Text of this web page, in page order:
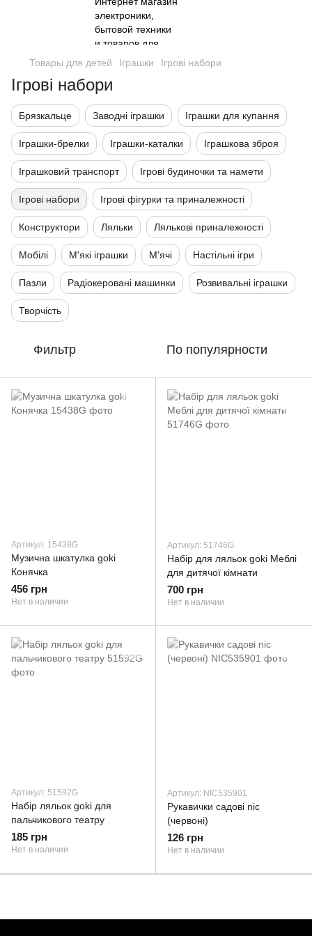
Товары для детей Іграшки Ігрові набори
Ігрові набори
Брязкальце Заводні іграшки Іграшки для купання
Іграшки-брелки Іграшки-каталки Іграшкова зброя
Іграшковий транспорт Ігрові будиночки та намети
Ігрові набори Ігрові фігурки та приналежності
Конструктори Ляльки Лялькові приналежності
Мобілі М'які іграшки М'ячі Настільні ігри
Пазли Радіокеровані машинки Розвивальні іграшки
Творчість
Фильтр По популярности
Артикул: 15438G
Музична шкатулка goki
Конячка
456 грн
Нет в наличии
Артикул: 51746G
Набір для ляльок goki Меблі
для дитячої кімнати
700 грн
Нет в наличии
Артикул: 51592G
Набір ляльок goki для
пальчикового театру
185 грн
Нет в наличии
Артикул: NIC535901
Рукавички садові nic
(червоні)
126 грн
Нет в наличии